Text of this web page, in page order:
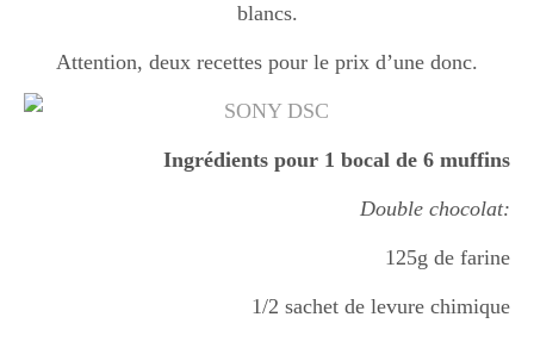
Les classiques
Mes amis en cuisine
Recettes Végétariennes
blancs.
Attention, deux recettes pour le prix d’une donc.
Ingrédients pour 1 bocal de 6 muffins
Double chocolat:
125g de farine
1/2 sachet de levure chimique